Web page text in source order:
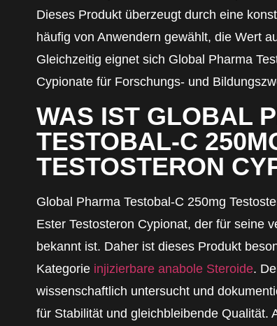
Dieses Produkt überzeugt durch eine
häufig von Anwendern gewählt, die Wert
Gleichzeitig eignet sich Global Pharma
Cypionate für Forschungs- und
WAS IST GLOBAL
TESTOBAL-C
TESTOSTERON
Global Pharma Testobal-C 250mg
Ester Testosteron Cypionat, der für seine
bekannt ist. Daher ist dieses Produkt
Kategorie injizierbare anabole Steroide.
wissenschaftlich untersucht und
für Stabilität und gleichbleibende Qualität.